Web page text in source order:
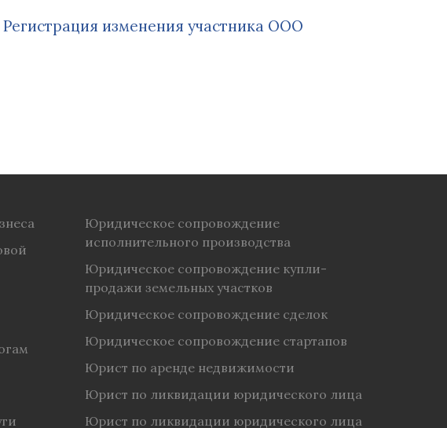
Регистрация изменения участника ООО
Юридическое сопровождение
исполнительного производства
Юридическое сопровождение купли-
продажи земельных участков
Юридическое сопровождение сделок
Юридическое сопровождение стартапов
Юрист по аренде недвижимости
Юрист по ликвидации юридического лица
Юрист по ликвидации юридического лица